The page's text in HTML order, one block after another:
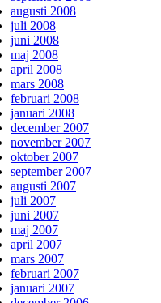
augusti 2008
juli 2008
juni 2008
maj 2008
april 2008
mars 2008
februari 2008
januari 2008
december 2007
november 2007
oktober 2007
september 2007
augusti 2007
juli 2007
juni 2007
maj 2007
april 2007
mars 2007
februari 2007
januari 2007